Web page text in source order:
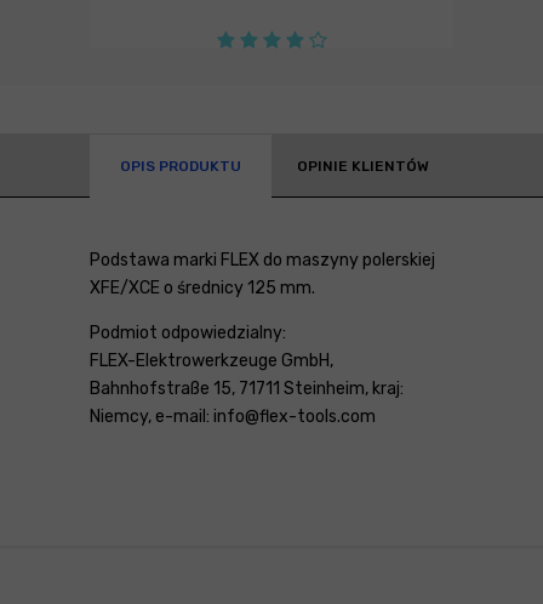
OPIS PRODUKTU OPINIE KLIENTÓW
Podstawa marki FLEX do maszyny polerskiej
XFE/XCE o średnicy 125 mm.
Podmiot odpowiedzialny:
FLEX-Elektrowerkzeuge GmbH,
Bahnhofstraße 15, 71711 Steinheim, kraj:
Niemcy, e-mail: info@flex-tools.com